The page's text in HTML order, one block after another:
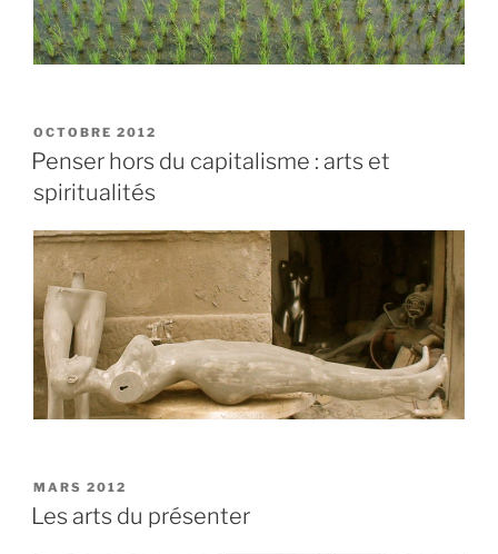
PUBLIÉ
LE
OCTOBRE 2012
Penser hors du capitalisme : arts et
spiritualités
PUBLIÉ
LE
MARS 2012
Les arts du présenter